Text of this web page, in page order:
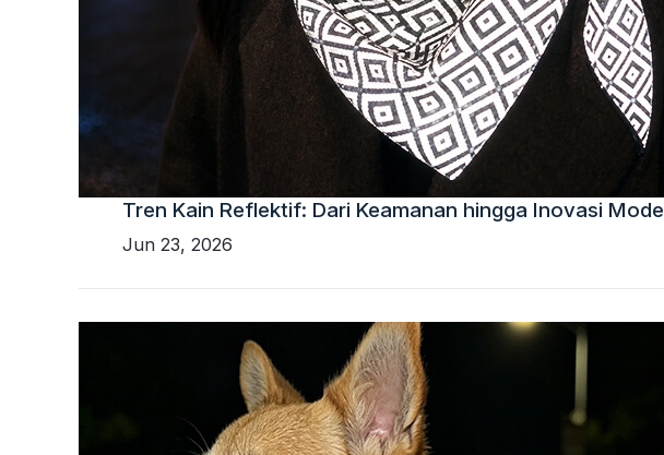
Tren Kain Reflektif: Dari Keamanan hingga Inovasi Mode
Jun 23, 2026